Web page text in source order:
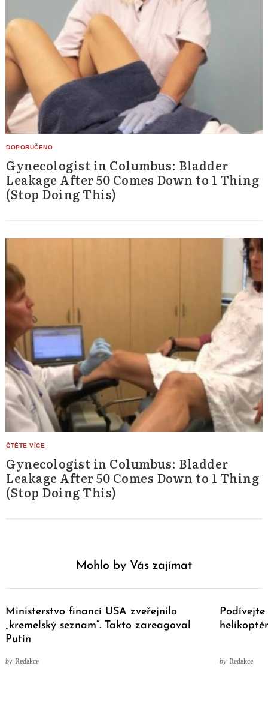
Gynecologist in Columbus: Bladder
Leakage After 50 Comes Down to 1 Thing
(Stop Doing This)
Gynecologist in Columbus: Bladder
Leakage After 50 Comes Down to 1 Thing
(Stop Doing This)
Mohlo by Vás zajímat
Ministerstvo financí USA zveřejnilo
„kremelský seznam“. Takto zareagoval
Putin
by Redakce
Podívejte
by Redakce